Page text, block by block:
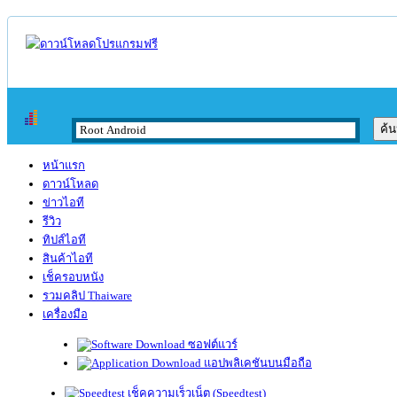
หน้าแรก
ดาวน์โหลด
ข่าวไอที
รีวิว
ทิปส์ไอที
สินค้าไอที
เช็ครอบหนัง
รวมคลิป Thaiware
เครื่องมือ
ซอฟต์แวร์
แอปพลิเคชันบนมือถือ
เช็คความเร็วเน็ต (Speedtest)